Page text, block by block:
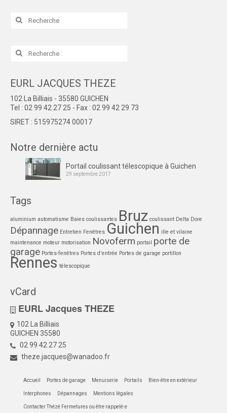
Rechercher
Rechercher
EURL JACQUES THEZE
102 La Billiais - 35580 GUICHEN
Tel : 02 99 42 27 25 - Fax : 02 99 42 29 73
SIRET : 515975274 00017
Notre dernière actu
Portail coulissant télescopique à Guichen
29 septembre 2017
Tags
aluminium automatisme Baies coulissantes Bruz coulissant Delta Dore
Dépannage Entretien Fenêtres Guichen ille et vilaine
maintenance moteur motorisation Novoferm portail
porte de
garage Portes-fenêtres Portes d'entrée Portes de garage portillon
Rennes télescopique
vCard
EURL Jacques THEZE
102 La Billiais
GUICHEN 35580
02 99 42 27 25
theze.jacques@wanadoo.fr
Accueil Portes de garage Menuiserie Portails Bien-être en extérieur
Interphones Dépannages Mentions légales
Contacter Thézé Fermetures ou être rappelé·e